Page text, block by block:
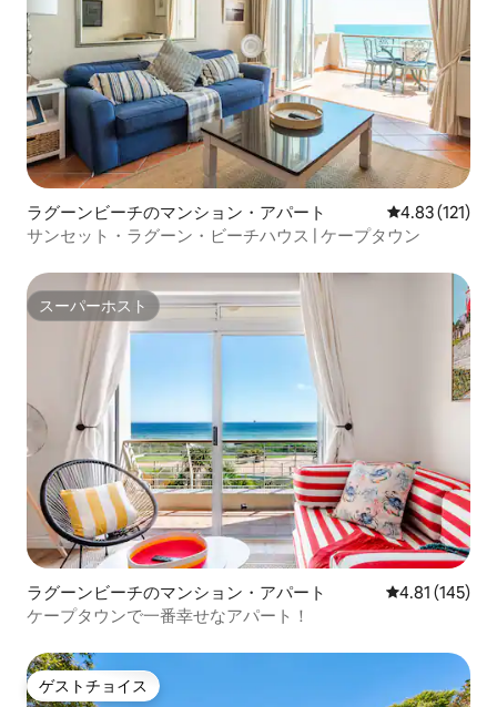
ラグーンビーチのマンション・アパート レビュー121
4.83 (121)
サンセット・ラグーン・ビーチハウス | ケープタウン
スーパーホスト
スーパーホスト
ラグーンビーチのマンション・アパート レビュー145
4.81 (145)
ケープタウンで一番幸せなアパート！
ゲストチョイス
ゲストチョイス